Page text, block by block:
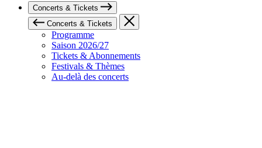
Concerts & Tickets
Concerts & Tickets
Programme
Saison 2026/27
Tickets & Abonnements
Festivals & Thèmes
Au-delà des concerts